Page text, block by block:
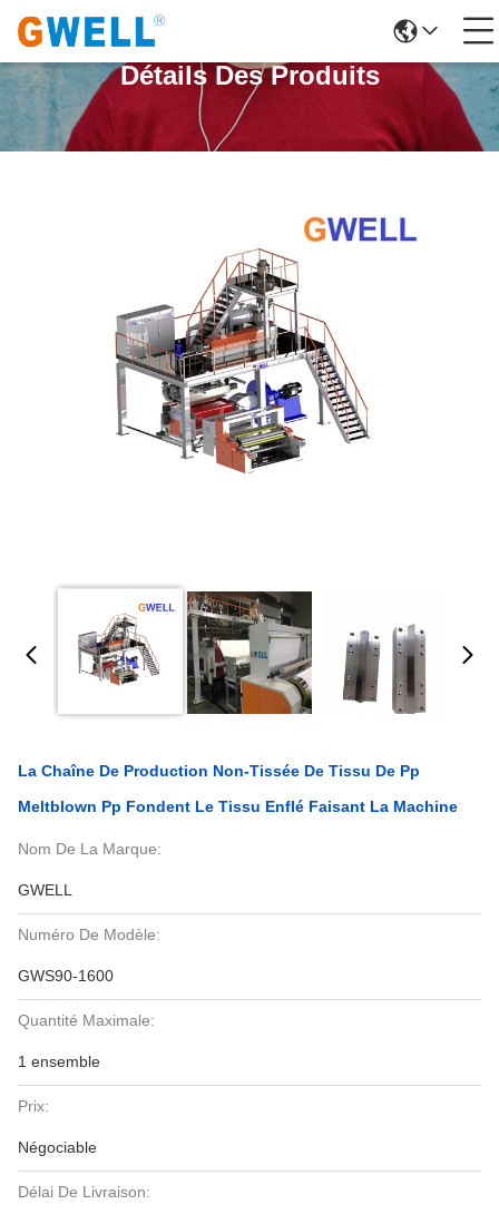
Détails Des Produits
La Chaîne De Production Non-Tissée De Tissu De Pp
Meltblown Pp Fondent Le Tissu Enflé Faisant La Machine
Nom De La Marque:
GWELL
Numéro De Modèle:
GWS90-1600
Quantité Maximale:
1 ensemble
Prix:
Négociable
Délai De Livraison: